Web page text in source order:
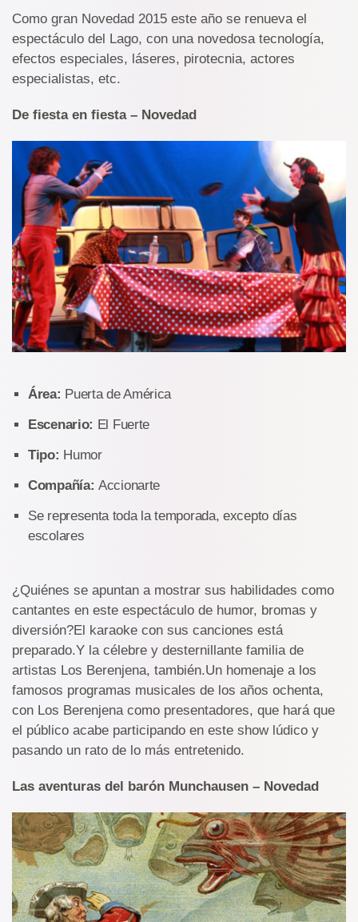
Como gran Novedad 2015 este año se renueva el
espectáculo del Lago, con una novedosa tecnología,
efectos especiales, láseres, pirotecnia, actores
especialistas, etc.
De fiesta en fiesta – Novedad
Área: Puerta de América
Escenario: El Fuerte
Tipo: Humor
Compañía: Accionarte
Se representa toda la temporada, excepto días
escolares
¿Quiénes se apuntan a mostrar sus habilidades como
cantantes en este espectáculo de humor, bromas y
diversión?El karaoke con sus canciones está
preparado.Y la célebre y desternillante familia de
artistas Los Berenjena, también.Un homenaje a los
famosos programas musicales de los años ochenta,
con Los Berenjena como presentadores, que hará que
el público acabe participando en este show lúdico y
pasando un rato de lo más entretenido.
Las aventuras del barón Munchausen – Novedad